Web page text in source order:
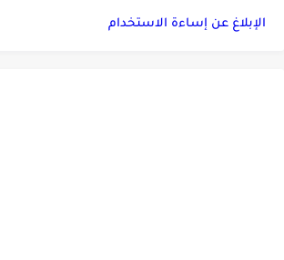
الإبلاغ عن إساءة الاستخدام